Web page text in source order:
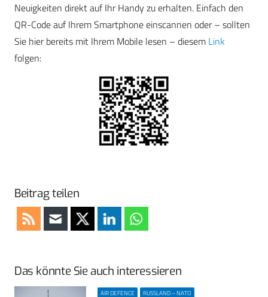
Neuigkeiten direkt auf Ihr Handy zu erhalten. Einfach den
QR-Code auf Ihrem Smartphone einscannen oder – sollten
Sie hier bereits mit Ihrem Mobile lesen – diesem Link
folgen:
Beitrag teilen
Das könnte Sie auch interessieren
AIR DEFENCE
RUSSLAND – NATO